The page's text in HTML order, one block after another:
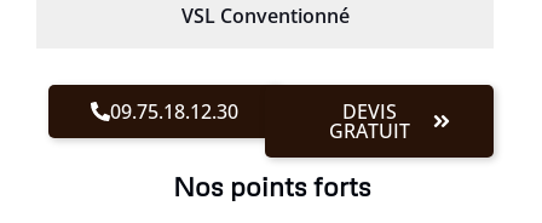
VSL Conventionné
09.75.18.12.30 DEVIS
GRATUIT
Nos points forts